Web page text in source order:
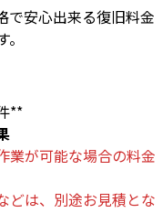
で安心出来る復旧料金
**
業が可能な場合の料金
どは、別途お見積とな